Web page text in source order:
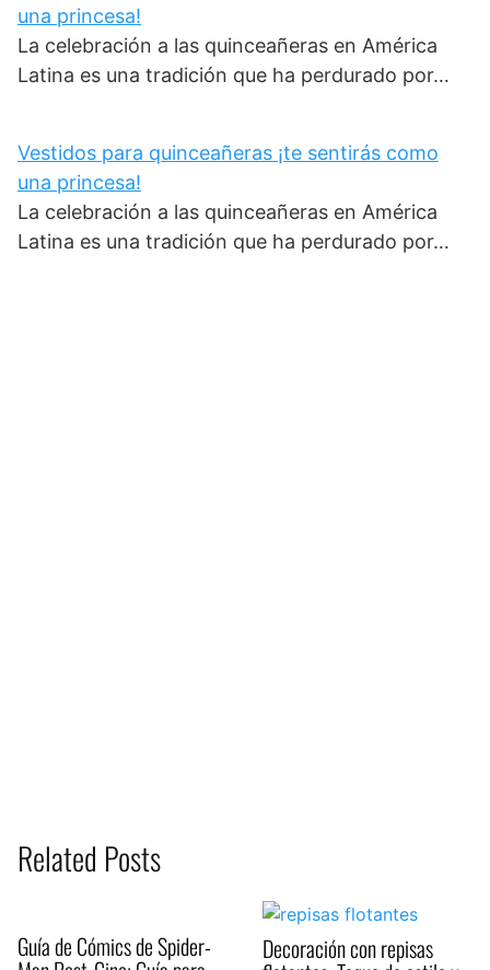
una princesa!
La celebración a las quinceañeras en América
Latina es una tradición que ha perdurado por…
Vestidos para quinceañeras ¡te sentirás como
una princesa!
La celebración a las quinceañeras en América
Latina es una tradición que ha perdurado por…
Related Posts
Guía de Cómics de Spider- Decoración con repisas